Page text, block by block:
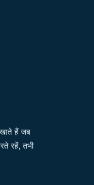
हैं जब
रहें, तभी